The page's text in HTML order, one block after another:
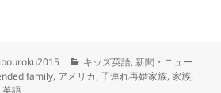
カ
テ
キッズ英語, 新聞・ニュー
family, アメリカ,子連れ再婚家族,家族,
英語